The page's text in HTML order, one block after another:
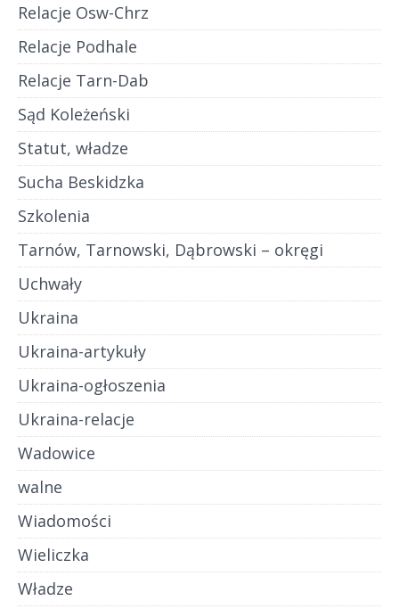
Relacje Osw-Chrz
Relacje Podhale
Relacje Tarn-Dab
Sąd Koleżeński
Statut, władze
Sucha Beskidzka
Szkolenia
Tarnów, Tarnowski, Dąbrowski – okręgi
Uchwały
Ukraina
Ukraina-artykuły
Ukraina-ogłoszenia
Ukraina-relacje
Wadowice
walne
Wiadomości
Wieliczka
Władze